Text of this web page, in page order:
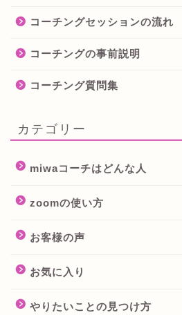
コーチングセッションの流れ
コーチングの事前説明
コーチング質問集
カテゴリー
miwaコーチはどんな人
zoomの使い方
お客様の声
お気に入り
やりたいことの見つけ方